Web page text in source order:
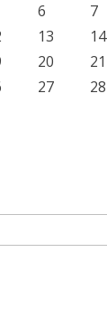
6 7
13 14
20 21
27 28